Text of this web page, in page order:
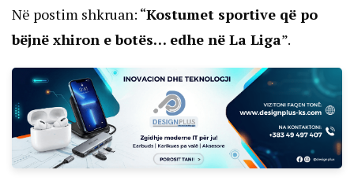
Në postim shkruan: “Kostumet sportive që po
bëjnë xhiron e botës… edhe në La Liga”.